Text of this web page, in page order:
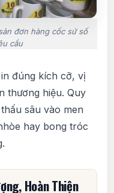
đơn hàng cốc sứ số
cầu
đúng kích cỡ, vị
thương hiệu. Quy
sâu vào men
hay bong tróc
Hoàn Thiện